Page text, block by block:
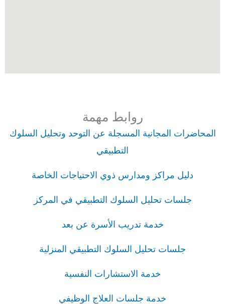
روابط مهمة
المحاضرات المجانية المسجلة عن التوحد وتحليل السلوك
التطبيقي
دليل مراكز ومدارس ذوي الاحتياجات الخاصة
جلسات تحليل السلوك التطبيقي في المركز
خدمة تدريب الأسرة عن بعد
جلسات تحليل السلوك التطبيقي المنزلية
خدمة الاستشارات النفسية
خدمة جلسات العلاج الوظيفي